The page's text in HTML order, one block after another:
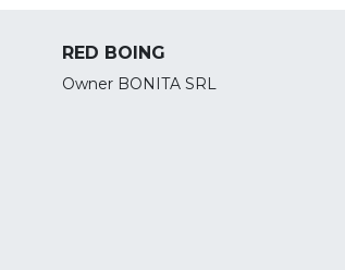
RED BOING
Owner BONITA SRL